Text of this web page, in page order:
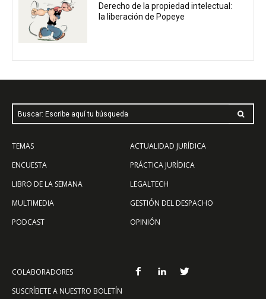
Derecho de la propiedad intelectual:
la liberación de Popeye
Buscar: Escribe aquí tu búsqueda
TEMAS
ENCUESTA
LIBRO DE LA SEMANA
MULTIMEDIA
PODCAST
ACTUALIDAD JURÍDICA
PRÁCTICA JURÍDICA
LEGALTECH
GESTIÓN DEL DESPACHO
OPINIÓN
COLABORADORES
SUSCRÍBETE A NUESTRO BOLETÍN